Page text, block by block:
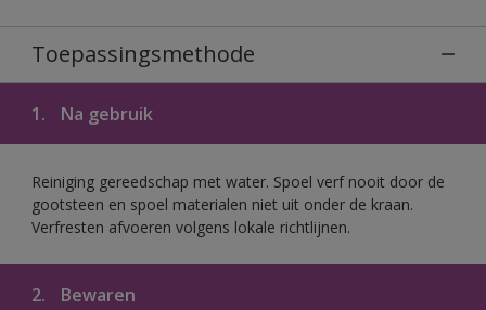
Toepassingsmethode
1. Na gebruik
Reiniging gereedschap met water. Spoel verf nooit door de
gootsteen en spoel materialen niet uit onder de kraan.
Verfresten afvoeren volgens lokale richtlijnen.
2. Bewaren